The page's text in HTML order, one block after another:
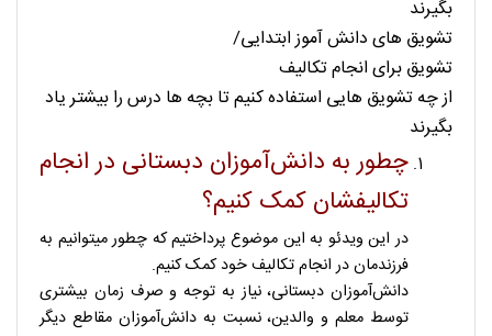
بگیرند
تشویق های دانش آموز ابتدایی/
تشویق برای انجام تکالیف
از چه تشویق هایی استفاده کنیم تا بچه ها درس را بیشتر یاد
بگیرند
چطور به دانش‌آموزان دبستانی در انجام
تکالیفشان کمک کنیم؟
در این ویدئو به این موضوع پرداختیم که چطور میتوانیم به
فرزندمان در انجام تکالیف خود کمک کنیم.
دانش‌آموزان دبستانی، نیاز به توجه و صرف زمان بیشتری
توسط معلم و والدین، نسبت به دانش‌آموزان مقاطع دیگر